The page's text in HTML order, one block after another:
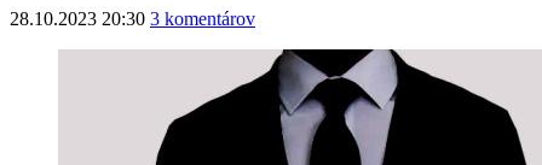
28.10.2023 20:30 3 komentárov